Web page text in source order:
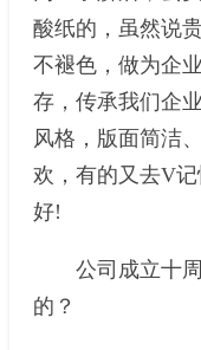
酸纸的，虽然说
不褪色，做为企
存，传承我们企
风格，版面简洁
欢，有的又去V
好!
公司成立十周
的？